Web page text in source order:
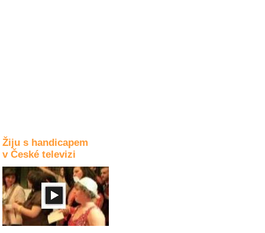
Žiju s handicapem
v České televizi